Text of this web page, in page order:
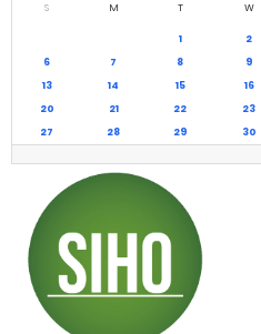
S M T W
1 2
6
7 8 9
13
14 15 16
20
21 22 23
27
28 29 30